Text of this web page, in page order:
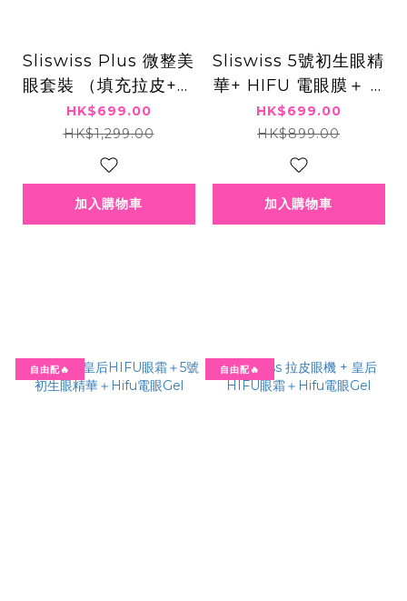
Sliswiss Plus 微整美
眼套裝 （填充拉皮+埋
線V面精華＋NO. 8號
皇后HIFU眼霜 ) 送新
版爆水面膜
HK$699.00
HK$1,299.00
加入購物車
Sliswiss 5號初生眼精
華+ HIFU 電眼膜＋ N
O. 8號皇后HIFU眼霜
HK$699.00
HK$899.00
加入購物車
自由配🔥 自由配🔥